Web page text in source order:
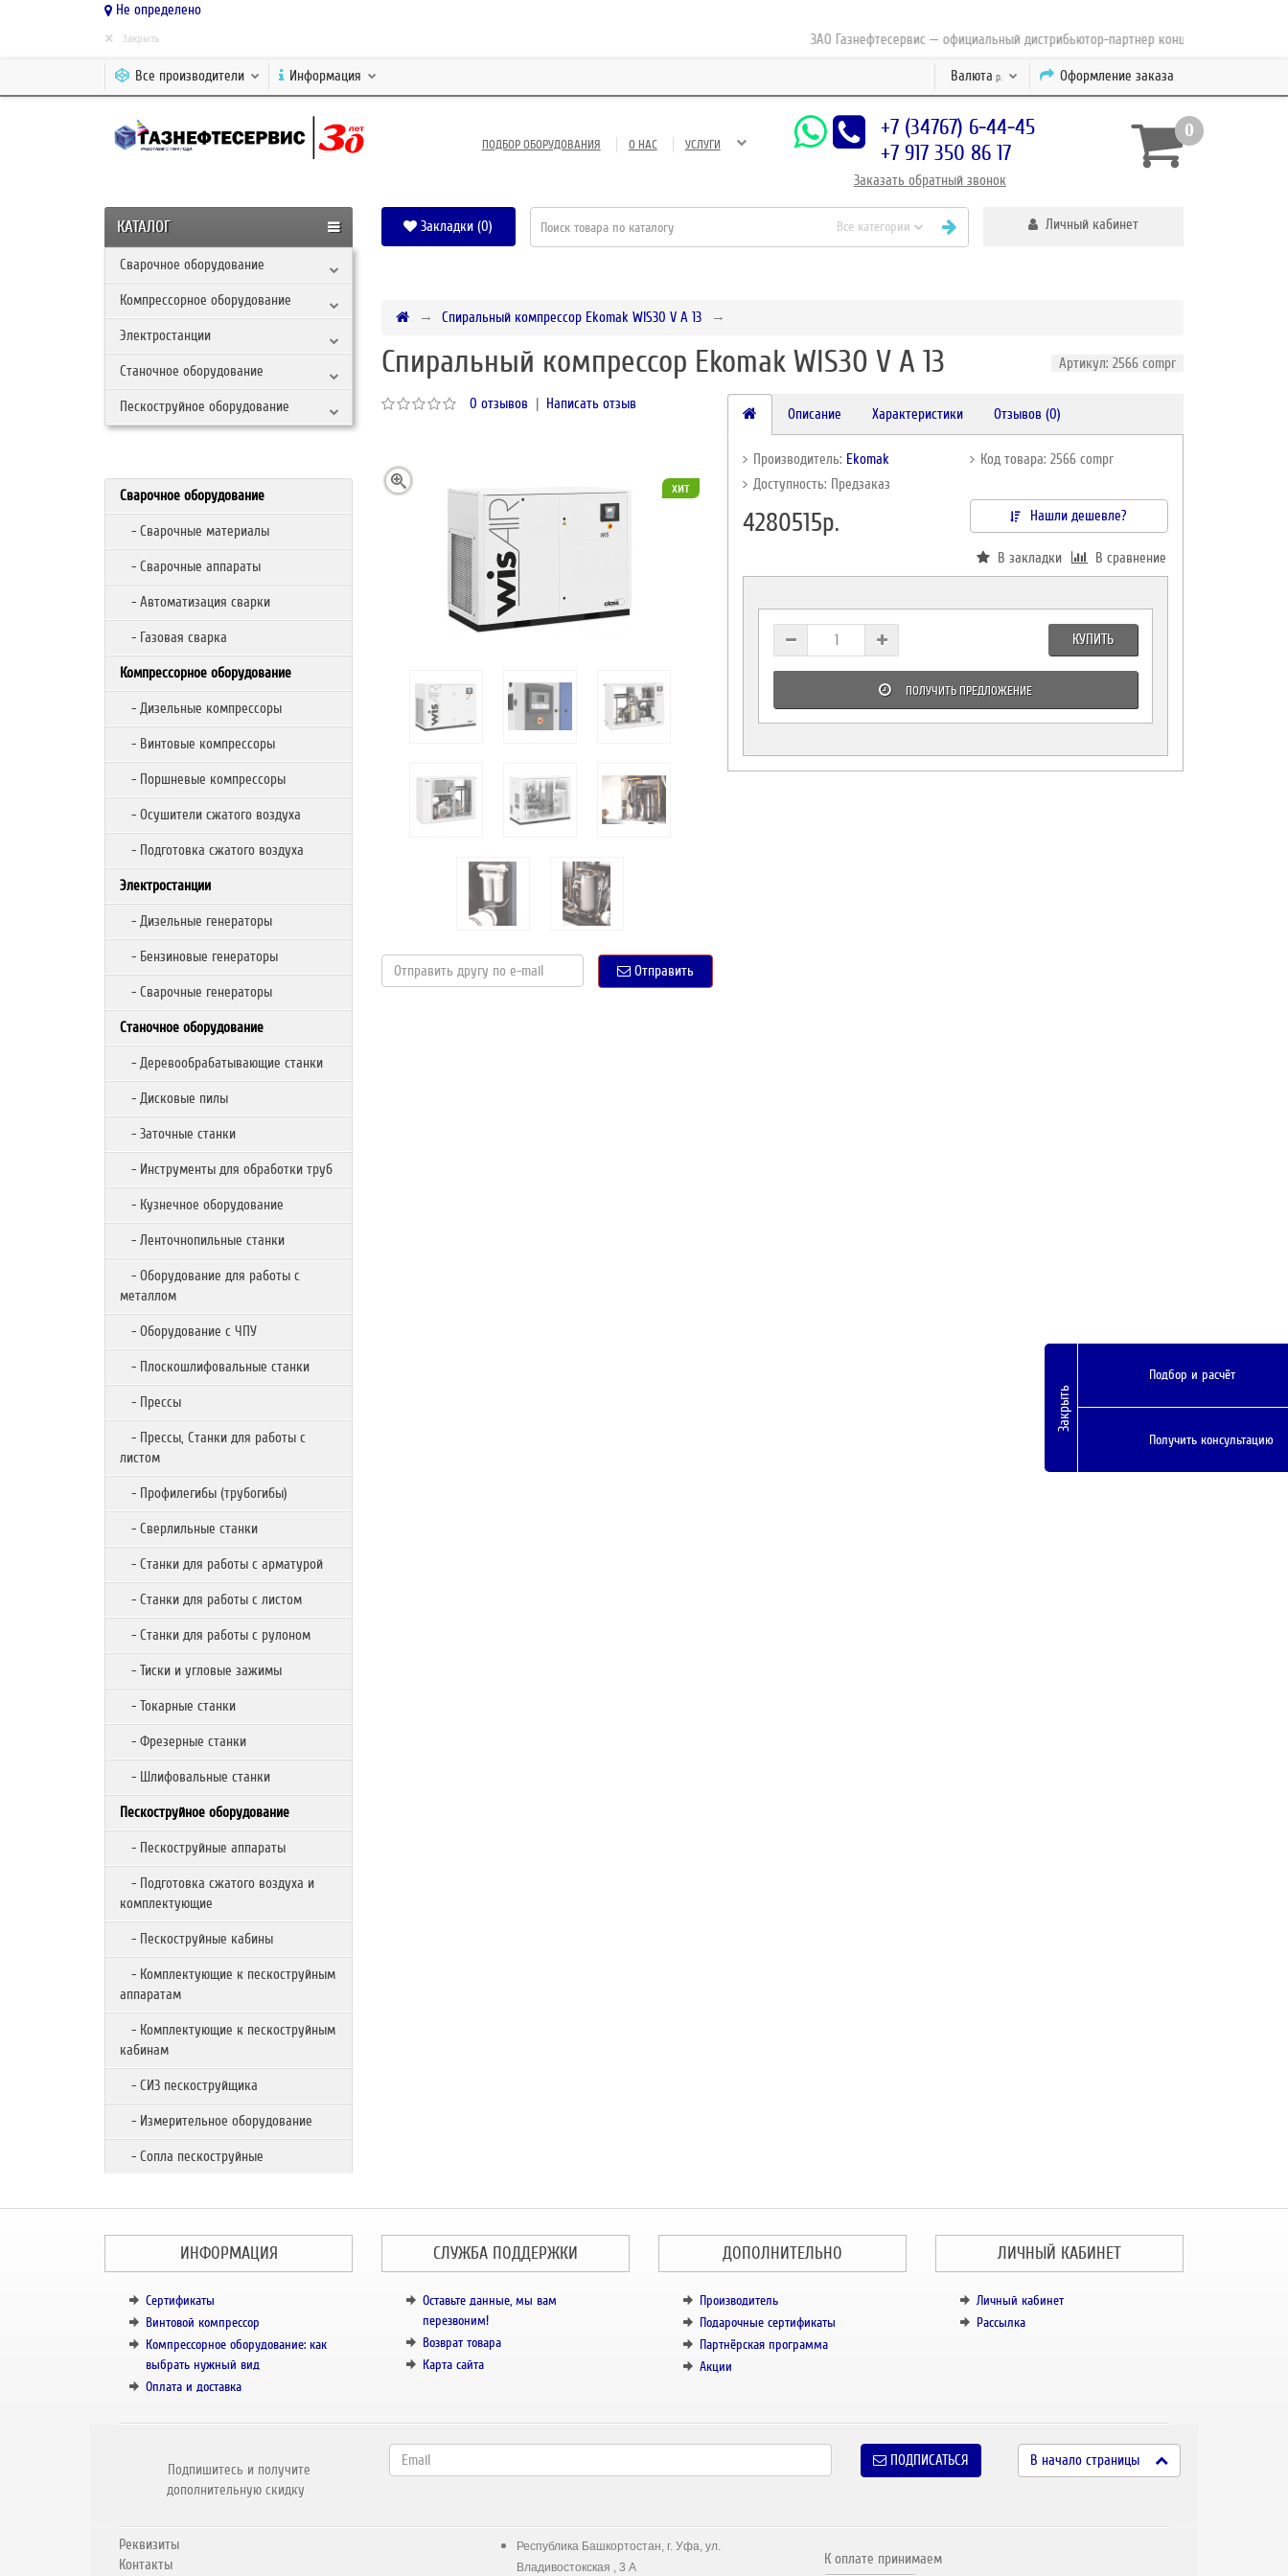
Не определено
ЗАО Газнефтесервис — официальный дистрибьютор-партнер концерна ESAB с 2010 года
× Закрыть
Оформление заказа
Валюта р.
Все производители Информация
ПОДБОР ОБОРУДОВАНИЯ О НАС УСЛУГИ
+7 (34767) 6-44-45
+7 917 350 86 17
Заказать обратный звонок
0
КАТАЛОГ
Сварочное оборудование
Компрессорное оборудование
Электростанции
Станочное оборудование
Пескоструйное оборудование
Закладки (0) Все категории Личный кабинет
Сварочное оборудование
- Сварочные материалы
- Сварочные аппараты
- Автоматизация сварки
- Газовая сварка
Компрессорное оборудование
- Дизельные компрессоры
- Винтовые компрессоры
- Поршневые компрессоры
- Осушители сжатого воздуха
- Подготовка сжатого воздуха
Электростанции
- Дизельные генераторы
- Бензиновые генераторы
- Сварочные генераторы
Станочное оборудование
- Деревообрабатывающие станки
- Дисковые пилы
- Заточные станки
- Инструменты для обработки труб
- Кузнечное оборудование
- Ленточнопильные станки
- Оборудование для работы с
металлом
- Оборудование с ЧПУ
- Плоскошлифовальные станки
- Прессы
- Прессы, Станки для работы с
листом
- Профилегибы (трубогибы)
- Сверлильные станки
- Станки для работы с арматурой
- Станки для работы с листом
- Станки для работы с рулоном
- Тиски и угловые зажимы
- Токарные станки
- Фрезерные станки
- Шлифовальные станки
Пескоструйное оборудование
- Пескоструйные аппараты
- Подготовка сжатого воздуха и
комплектующие
- Пескоструйные кабины
- Комплектующие к пескоструйным
аппаратам
- Комплектующие к пескоструйным
кабинам
- СИЗ пескоструйщика
- Измерительное оборудование
- Сопла пескоструйные
Спиральный компрессор Ekomak WIS30 V A 13
Спиральный компрессор Ekomak WIS30 V A 13 Артикул: 2566 compr
0 отзывов | Написать отзыв
хит
Отправить
Описание Характеристики Отзывов (0)
Производитель: Ekomak
Код товара: 2566 compr
Доступность: Предзаказ
4280515р. Нашли дешевле?
В закладки В сравнение
КУПИТЬ
ПОЛУЧИТЬ ПРЕДЛОЖЕНИЕ
ИНФОРМАЦИЯ
Сертификаты
Винтовой компрессор
Компрессорное оборудование: как
выбрать нужный вид
Оплата и доставка
СЛУЖБА ПОДДЕРЖКИ
Оставьте данные, мы вам
перезвоним!
Возврат товара
Карта сайта
ДОПОЛНИТЕЛЬНО
Производитель
Подарочные сертификаты
Партнёрская программа
Акции
ЛИЧНЫЙ КАБИНЕТ
Личный кабинет
Рассылка
Подпишитесь и получите
дополнительную скидку
ПОДПИСАТЬСЯ В начало страницы
Реквизиты
Контакты
Республика Башкортостан, г. Уфа, ул.
Владивостокская , 3 А
К оплате принимаем
Закрыть
Подбор и расчёт
Получить консультацию